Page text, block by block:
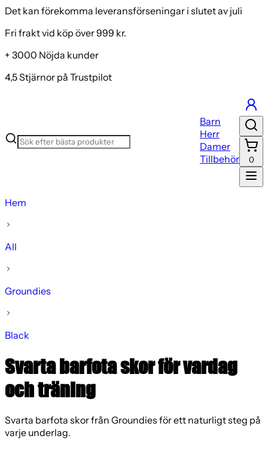
Det kan förekomma leveransförseningar i slutet av juli
Fri frakt vid köp över 999 kr.
+ 3000 Nöjda kunder
4,5 Stjärnor på Trustpilot
Barn
Herr
Damer
Tillbehör
0
Hem
All
Groundies
Black
Svarta barfota skor för vardag
och träning
Svarta barfota skor från Groundies för ett naturligt steg på
varje underlag.